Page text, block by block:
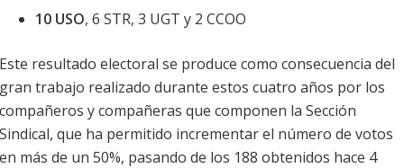
10 USO, 6 STR, 3 UGT y 2 CCOO
Este resultado electoral se produce como consecuencia del
gran trabajo realizado durante estos cuatro años por los
compañeros y compañeras que componen la Sección
Sindical, que ha permitido incrementar el número de votos
en más de un 50%, pasando de los 188 obtenidos hace 4